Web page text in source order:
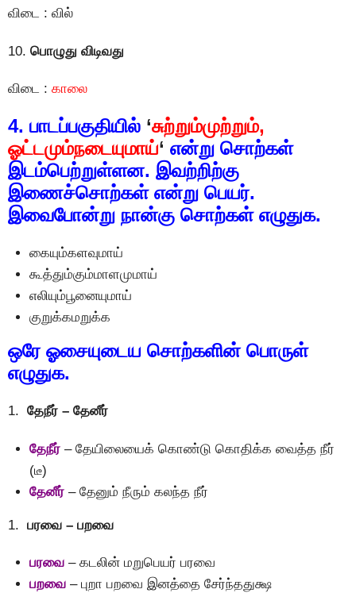
விடை : வில்
10. பொழுது விடிவது
விடை : காலை
4. பாடப்பகுதியில் ‘சுற்றும்முற்றும்,
ஓட்டமும்நடையுமாய்‘ என்று சொற்கள்
இடம்பெற்றுள்ளன. இவற்றிற்கு
இணைச்சொற்கள் என்று பெயர்.
இவைபோன்று நான்கு சொற்கள் எழுதுக.
கையும்களவுமாய்
கூத்தும்கும்மாளமுமாய்
எலியும்பூனையுமாய்
குறுக்கமறுக்க
ஒரே ஓசையுடைய சொற்களின் பொருள்
எழுதுக.
1. தேநீர் – தேனீர்
தேநீர் – தேயிலையைக் கொண்டு கொதிக்க வைத்த நீர்
(டீ)
தேனீர் – தேனும் நீரும் கலந்த நீர்
1. பரவை – பறவை
பரவை – கடலின் மறுபெயர் பரவை
பறவை – புறா பறவை இனத்தை சேர்ந்ததுக்ஷ